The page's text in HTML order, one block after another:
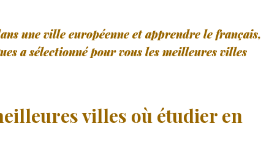
une ville européenne et apprendre le français,
a sélectionné pour vous les meilleures villes
villes où étudier en